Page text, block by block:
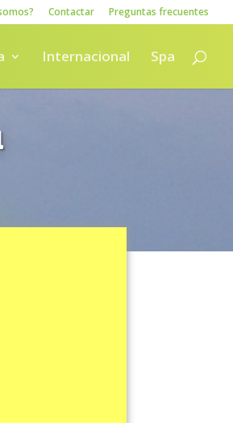
Contactar Preguntas frecuentes
Internacional Spa